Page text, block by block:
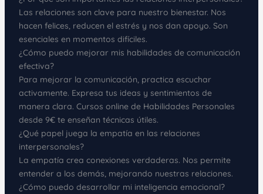
Las relaciones son clave para nuestro bienestar. Nos
hacen felices, reducen el estrés y nos dan apoyo. Son
esenciales en momentos difíciles.
¿Cómo puedo mejorar mis habilidades de comunicación
efectiva?
Para mejorar la comunicación, practica escuchar
activamente. Expresa tus ideas y sentimientos de
manera clara. Cursos online de Habilidades Personales
desde 9€ te enseñan técnicas útiles.
¿Qué papel juega la empatía en las relaciones
interpersonales?
La empatía crea conexiones verdaderas. Nos permite
entender a los demás, mejorando nuestras relaciones.
¿Cómo puedo desarrollar mi inteligencia emocional?